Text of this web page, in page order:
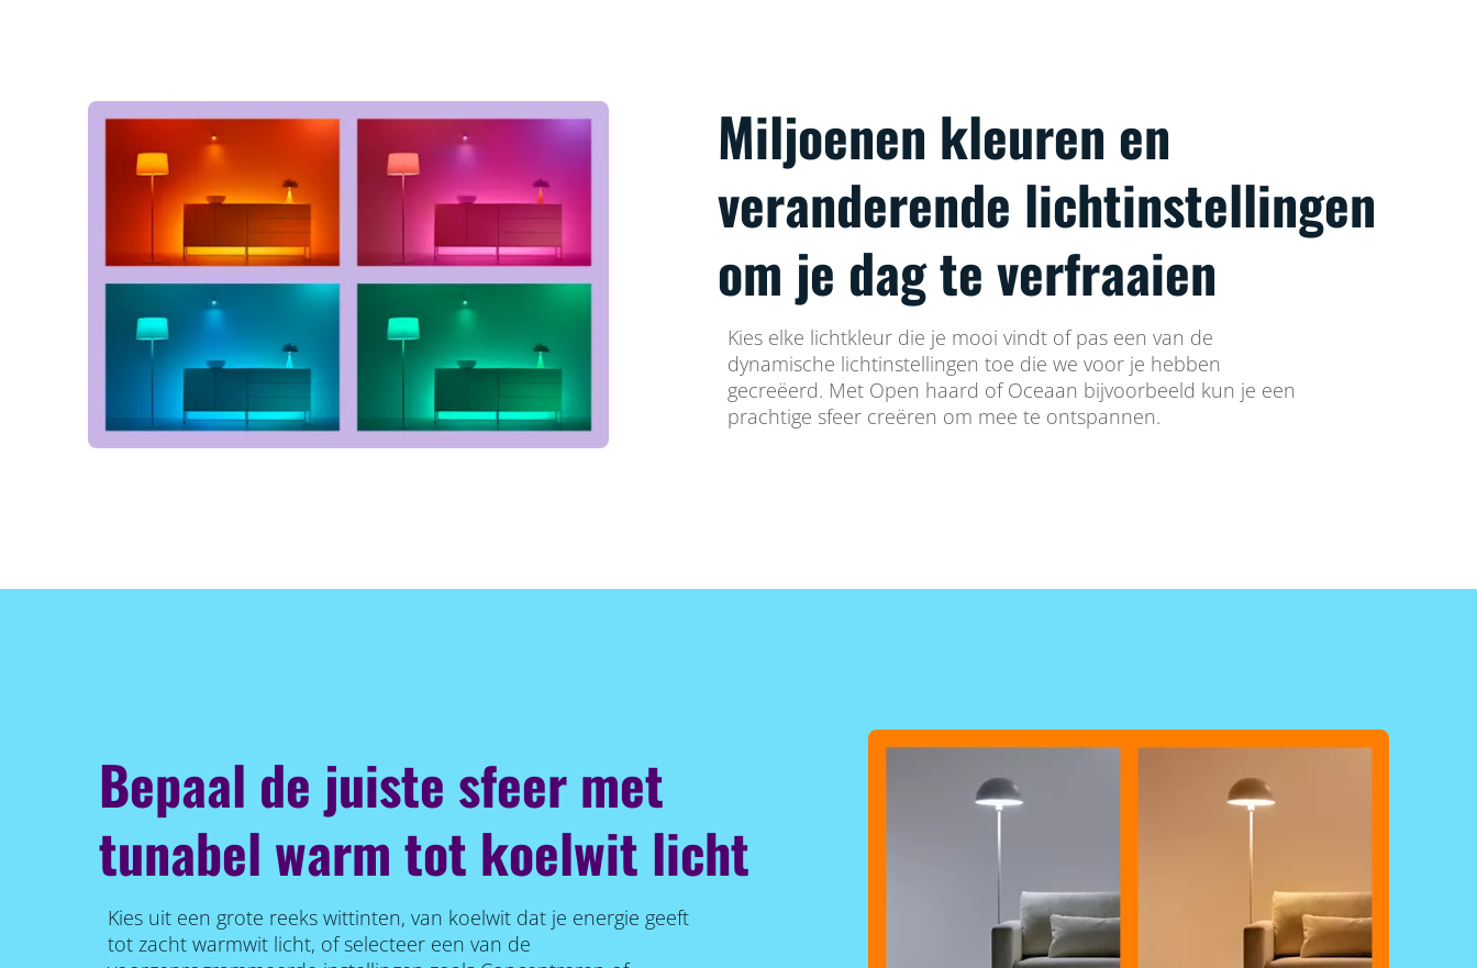
Miljoenen kleuren en
veranderende lichtinstellingen
om je dag te verfraaien
Kies elke lichtkleur die je mooi vindt of pas een van de
dynamische lichtinstellingen toe die we voor je hebben
gecreëerd. Met Open haard of Oceaan bijvoorbeeld kun je een
prachtige sfeer creëren om mee te ontspannen.
Bepaal de juiste sfeer met
tunabel warm tot koelwit licht
Kies uit een grote reeks wittinten, van koelwit dat je energie geeft
tot zacht warmwit licht, of selecteer een van de